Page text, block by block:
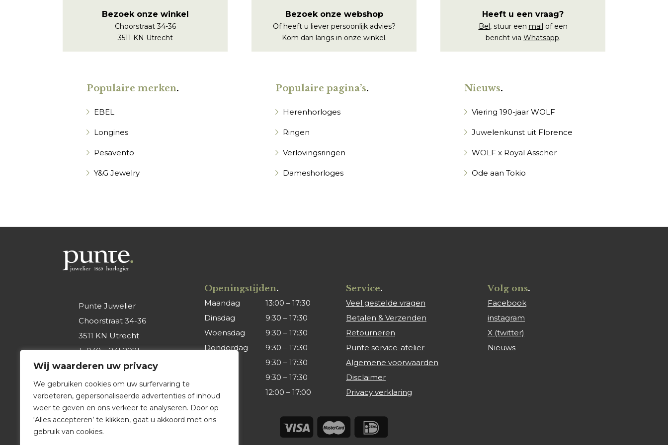
Wij waarderen uw privacy
We gebruiken cookies om uw surfervaring te
verbeteren, gepersonaliseerde advertenties of inhoud
weer te geven en ons verkeer te analyseren. Door op
‘Alles accepteren’ te klikken, gaat u akkoord met ons
gebruik van cookies.
Bezoek onze winkel
Choorstraat 34-36
3511 KN Utrecht
Bezoek onze webshop
Of heeft u liever persoonlijk advies?
Kom dan langs in onze winkel.
Heeft u een vraag?
Bel, stuur een mail of een
bericht via Whatsapp.
Populaire merken.
EBEL
Longines
Pesavento
Y&G Jewelry
Populaire pagina’s.
Herenhorloges
Ringen
Verlovingsringen
Dameshorloges
Nieuws.
Viering 190-jaar WOLF
Juwelenkunst uit Florence
WOLF x Royal Asscher
Ode aan Tokio
Punte Juwelier
Choorstraat 34-36
3511 KN Utrecht
T.030 – 231 2921
E.info@punte-
juwelier.nl
Openingstijden.
Maandag
13:00 – 17:30
Dinsdag
9:30 – 17:30
Woensdag
9:30 – 17:30
Donderdag
9:30 – 17:30
9:30 – 17:30
9:30 – 17:30
Zondag
12:00 – 17:00
Service.
Veel gestelde vragen
Betalen & Verzenden
Retourneren
Punte service-atelier
Algemene voorwaarden
Disclaimer
Privacy verklaring
Volg ons.
Facebook
instagram
X (twitter)
Nieuws